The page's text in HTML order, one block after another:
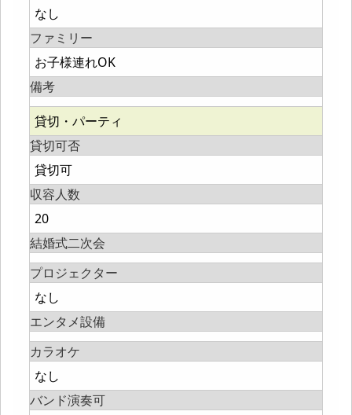
なし
ファミリー
お子様連れOK
備考
貸切・パーティ
貸切可否
貸切可
収容人数
20
結婚式二次会
プロジェクター
なし
エンタメ設備
カラオケ
なし
バンド演奏可